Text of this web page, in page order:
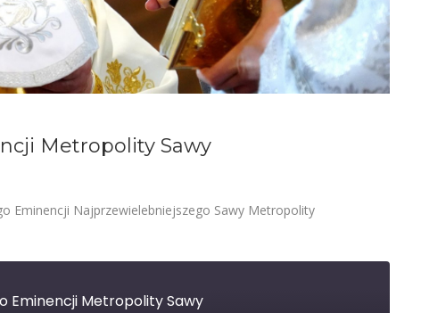
Metropolity Sawy
Eminencji Najprzewielebniejszego Sawy Metropolity
Eminencji Metropolity Sawy